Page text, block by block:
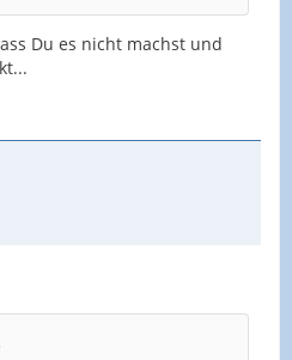
Du es nicht machst und